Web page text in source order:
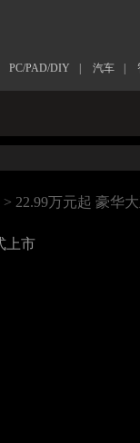
PC/PAD/DIY 汽车
> 22.99万元起 豪华